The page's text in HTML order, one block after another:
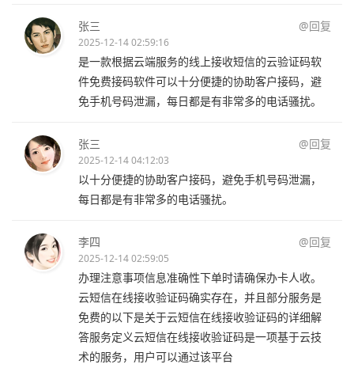
张三 @回复
2025-12-14 02:59:16
是一款根据云端服务的线上接收短信的云验证码软
件免费接码软件可以十分便捷的协助客户接码，避
免手机号码泄漏，每日都是有非常多的电话骚扰。
张三 @回复
2025-12-14 04:12:03
以十分便捷的协助客户接码，避免手机号码泄漏，
每日都是有非常多的电话骚扰。
李四 @回复
2025-12-14 02:59:05
办理注意事项信息准确性下单时请确保办卡人收。
云短信在线接收验证码确实存在，并且部分服务是
免费的以下是关于云短信在线接收验证码的详细解
答服务定义云短信在线接收验证码是一项基于云技
术的服务，用户可以通过该平台